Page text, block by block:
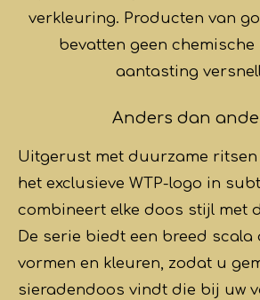
verkleuring. Producten van
bevatten geen
aantasting
Anders dan
Uitgerust met duurzame
het exclusieve WTP-logo in
combineert elke doos stijl met
De serie biedt een breed scala
vormen en kleuren, zodat u
sieradendoos vindt die bij uw